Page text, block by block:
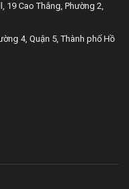
19 Cao Thắng, Phường 2,
4, Quận 5, Thành phố Hồ